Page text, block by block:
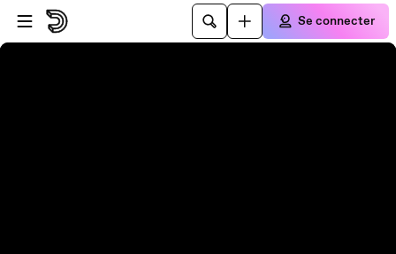
Passer au player
Passer au contenu principal
Se connecter